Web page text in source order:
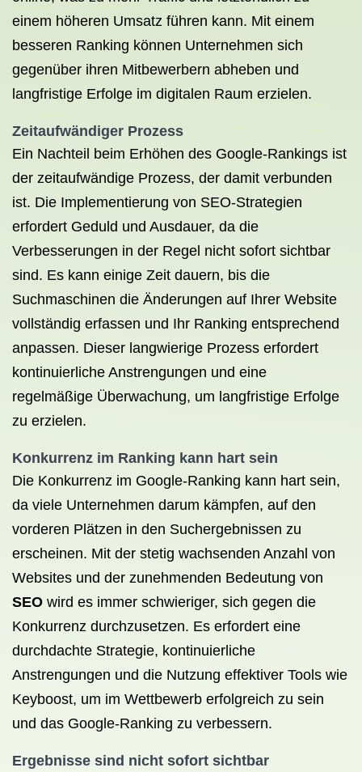
einem höheren Umsatz führen kann. Mit einem
besseren Ranking können Unternehmen sich
gegenüber ihren Mitbewerbern abheben und
langfristige Erfolge im digitalen Raum erzielen.
Zeitaufwändiger Prozess
Ein Nachteil beim Erhöhen des Google-Rankings ist
der zeitaufwändige Prozess, der damit verbunden
ist. Die Implementierung von SEO-Strategien
erfordert Geduld und Ausdauer, da die
Verbesserungen in der Regel nicht sofort sichtbar
sind. Es kann einige Zeit dauern, bis die
Suchmaschinen die Änderungen auf Ihrer Website
vollständig erfassen und Ihr Ranking entsprechend
anpassen. Dieser langwierige Prozess erfordert
kontinuierliche Anstrengungen und eine
regelmäßige Überwachung, um langfristige Erfolge
zu erzielen.
Konkurrenz im Ranking kann hart sein
Die Konkurrenz im Google-Ranking kann hart sein,
da viele Unternehmen darum kämpfen, auf den
vorderen Plätzen in den Suchergebnissen zu
erscheinen. Mit der stetig wachsenden Anzahl von
Websites und der zunehmenden Bedeutung von
SEO wird es immer schwieriger, sich gegen die
Konkurrenz durchzusetzen. Es erfordert eine
durchdachte Strategie, kontinuierliche
Anstrengungen und die Nutzung effektiver Tools wie
Keyboost, um im Wettbewerb erfolgreich zu sein
und das Google-Ranking zu verbessern.
Ergebnisse sind nicht sofort sichtbar